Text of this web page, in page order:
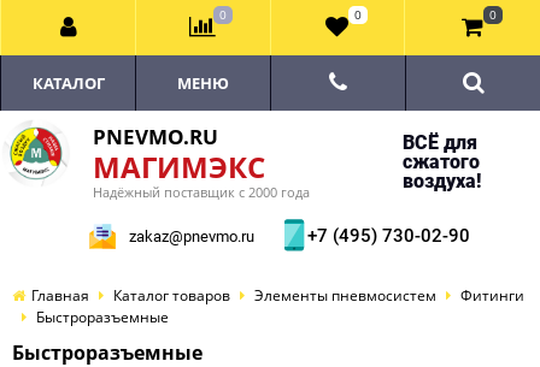
PNEVMO.RU
МАГИМЭКС
Надёжный поставщик с 2000 года
ВСЁ для
сжатого
воздуха!
zakaz@pnevmo.ru +7 (495) 730-02-90
КАТАЛОГ МЕНЮ
Главная Каталог товаров Элементы пневмосистем
Фитинги
Быстроразъемные
Быстроразъемные
0 0 0